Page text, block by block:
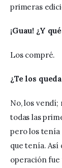
primeras
¡Guau! ¿Y
Los compré.
¿Te los
No, los vendí;
todas las
pero los tenía
que tenía. Así
operación fue